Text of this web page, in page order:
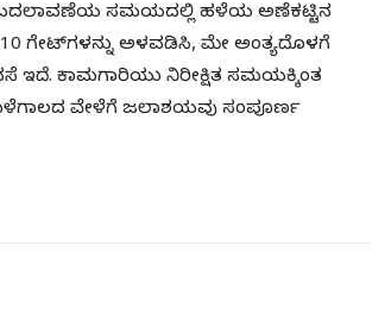
ಬದಲಾವಣೆಯ ಸಮಯದಲ್ಲಿ ಹಳೆಯ ಅಣೆಕಟ್ಟಿನ
ಗೇಟ್‌ಗಳನ್ನು ಅಳವಡಿಸಿ, ಮೇ ಅಂತ್ಯದೊಳಗೆ
ಇದೆ‌. ಕಾಮಗಾರಿಯು ನಿರೀಕ್ಷಿತ ಸಮಯಕ್ಕಿಂತ
ಮಳೆಗಾಲದ ವೇಳೆಗೆ ಜಲಾಶಯವು ಸಂಪೂರ್ಣ